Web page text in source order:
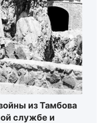
из Тамбова
службе и